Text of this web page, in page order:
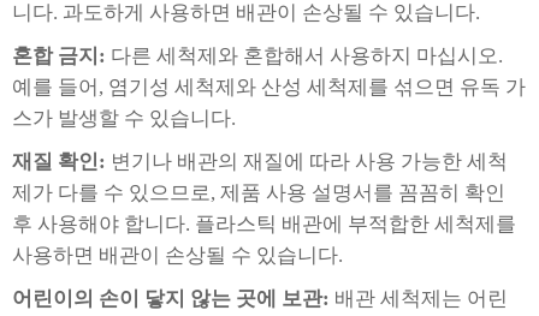
니다. 과도하게 사용하면 배관이 손상될 수 있습니다.
혼합 금지: 다른 세척제와 혼합해서 사용하지 마십시오.
예를 들어, 염기성 세척제와 산성 세척제를 섞으면 유독 가
스가 발생할 수 있습니다.
재질 확인: 변기나 배관의 재질에 따라 사용 가능한 세척
제가 다를 수 있으므로, 제품 사용 설명서를 꼼꼼히 확인
후 사용해야 합니다. 플라스틱 배관에 부적합한 세척제를
사용하면 배관이 손상될 수 있습니다.
어린이의 손이 닿지 않는 곳에 보관: 배관 세척제는 어린